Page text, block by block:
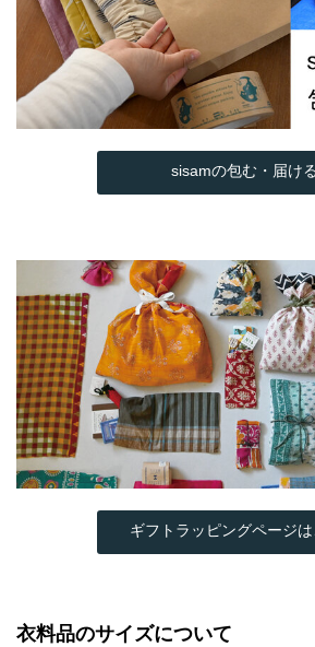
sisamの包む・届ける
ギフトラッピングページは
衣料品のサイズについて